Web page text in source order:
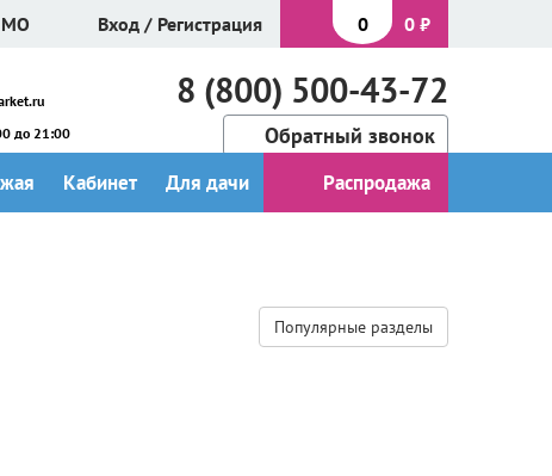
0 0 ₽
Вход / Регистрация
МО
до 21:00
8 (800) 500-43-72
Обратный звонок
Кабинет Для дачи Распродажа
Популярные разделы